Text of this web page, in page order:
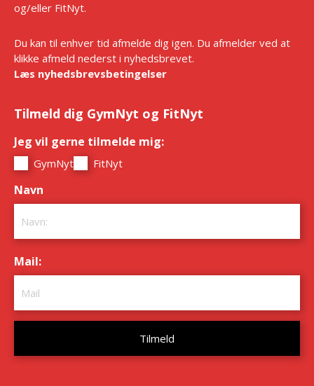
og/eller FitNyt.
Du kan til enhver tid afmelde dig igen. Du afmelder ved at
klikke afmeld nederst i nyhedsbrevet.
Læs nyhedsbrevsbetingelser
Tilmeld dig GymNyt og FitNyt
Jeg vil gerne tilmelde mig:
GymNyt FitNyt
Navn
Mail: